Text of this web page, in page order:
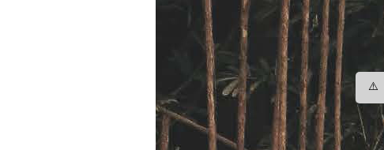
⚠️